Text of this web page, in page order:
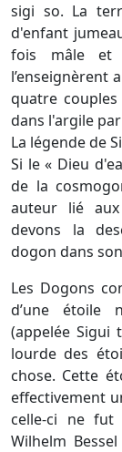
sigi so. La
d'enfant
fois mâle et
l’enseignèrent
quatre
dans l'argile
La légende de
Si le « Dieu
de la
auteur lié
devons la
dogon dans
Les Dogons
d’une étoile
(appelée
lourde des
chose. Cette
effectivement
celle-ci ne fut
Wilhelm